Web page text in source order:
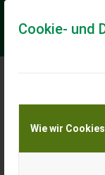
Cookie- und
Wie wir
Meine
Transport